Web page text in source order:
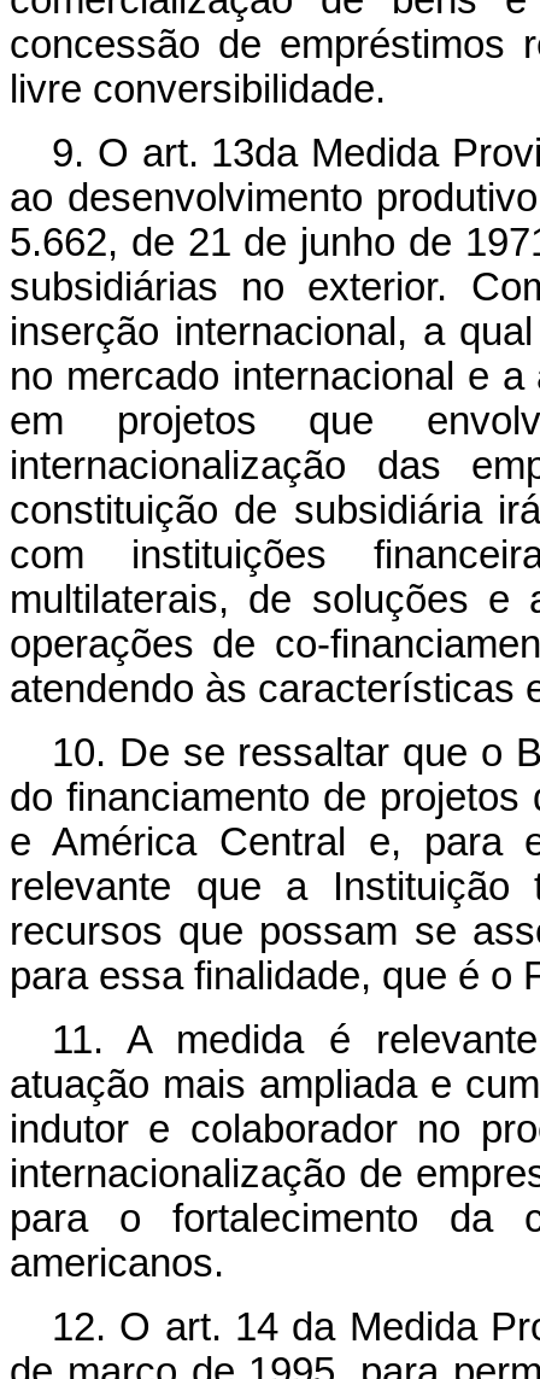
concessão de empréstimos
livre conversibilidade.
9. O art. 13da Medida
ao desenvolvimento
5.662, de 21 de junho de
subsidiárias no exterior.
inserção internacional, a
no mercado internacional e
em projetos que
internacionalização das
constituição de subsidiária
com instituições
multilaterais, de soluções e
operações de co-
atendendo às características
10. De se ressaltar que o
do financiamento de
e América Central e, para
relevante que a Instituição
recursos que possam se
para essa finalidade, que é o
11. A medida é
atuação mais ampliada e
indutor e colaborador no
internacionalização de
para o fortalecimento da
americanos.
12. O art. 14 da Medida